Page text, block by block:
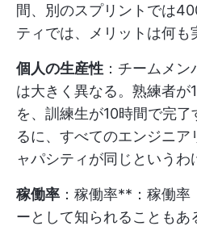
間、別のスプリントでは
ティでは、メリットは何も
個人の生産性 ：チームメ
は大きく異なる。熟練者が
を、訓練生が10時間で完
るに、すべてのエンジニア
ャパシティが同じというわ
稼働率 ：稼働率**：稼働率
ーとして知られることも